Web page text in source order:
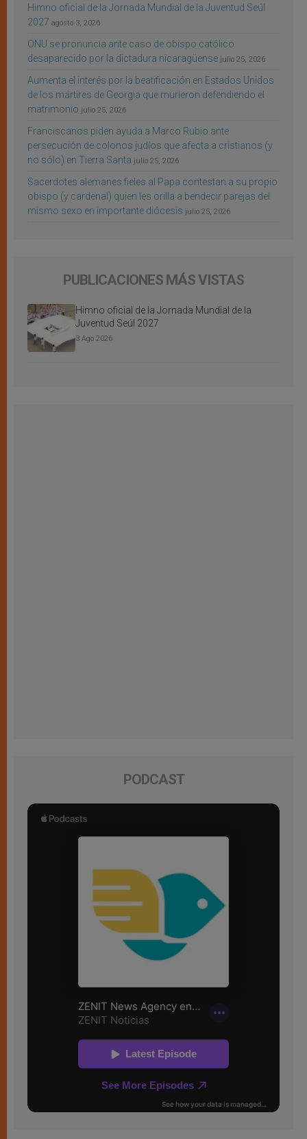
Himno oficial de la Jornada Mundial de la Juventud Seúl
2027 agosto 3, 2026
ONU se pronuncia ante caso de obispo católico
desaparecido por la dictadura nicaragüense julio 25, 2026
Aumenta el interés por la beatificación en Estados Unidos
de los mártires de Georgia que murieron defendiendo el
matrimonio julio 25, 2026
Franciscanos piden ayuda a Marco Rubio ante
persecución de colonos judíos que afecta a cristianos (y
no sólo) en Tierra Santa julio 25, 2026
Sacerdotes alemanes fieles al Papa contestan a su propio
obispo (y cardenal) quien les orilla a bendecir parejas del
mismo sexo en importante diócesis julio 25, 2026
PUBLICACIONES MÁS VISTAS
Himno oficial de la Jornada Mundial de la
Juventud Seúl 2027
3 Ago 2026
PODCAST